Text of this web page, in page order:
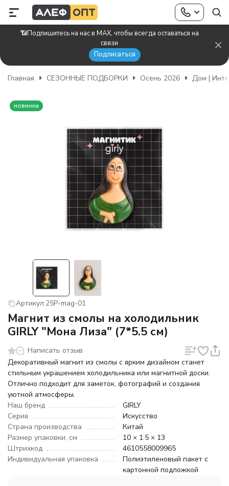
📶Подпишитесь на нас в MAX, чтобы всегда оставаться на
связи
Подписаться
Главная СЕЗОННЫЕ ПОДБОРКИ Осень 2026 Дом |
новинка
Артикул:25P-mag-01
Магнит из смолы на холодильник
GIRLY "Мона Лиза" (7*5.5 см)
Написать отзыв
Декоративный магнит из смолы с ярким дизайном станет
стильным украшением холодильника или магнитной доски.
Отлично подходит для заметок, фотографий и создания
уютной атмосферы.
Наш бренд
GIRLY
Серия
Искусство
Страна производства
Китай
Размер упаковки, см
10 × 1.5 × 13
Штрихкод
4610558009965
Индивидуальная упаковка
Полиэтиленовый пакет с
картонной подложкой